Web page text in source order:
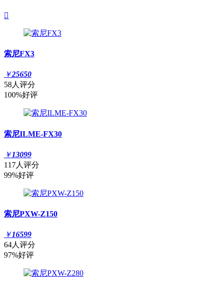

索尼FX3
￥25650
58人评分
100%好评
索尼ILME-FX30
￥13099
117人评分
99%好评
索尼PXW-Z150
￥16599
64人评分
97%好评